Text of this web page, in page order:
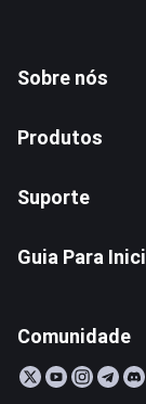
Sobre nós
Produtos
Suporte
Guia Para
Comunidade